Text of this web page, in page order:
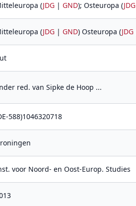
(JDG | GND); Osteuropa (JDG
(JDG | GND) Osteuropa (JDG
red. van Sipke de Hoop ...
588)1046320718
voor Noord- en Oost-Europ. Studies